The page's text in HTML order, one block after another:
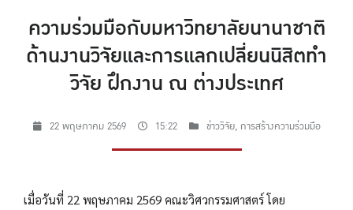
ความร่วมมือกับมหาวิทยาลัยนานาชาติ
ด้านงานวิจัยและการแลกเปลี่ยนนิสิตทำ
วิจัย ฝึกงาน ณ ต่างประเทศ
22 พฤษภาคม 2569 15:22 ข่าววิจัย, การสร้างความร่วมมือ
เมื่อวันที่ 22 พฤษภาคม 2569 คณะวิศวกรรมศาสตร์ โดย